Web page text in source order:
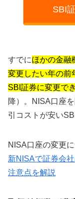
SBI
すでにほかの金融
変更したい年の前
SBI証券に変更で
降）。NISA口座
引コストが安い
NISA口座の変更
新NISAで証券会
注意点を解説